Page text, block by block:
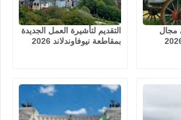
مجال
التقديم لتأشيرة العمل الجديدة
بمقاطعة نيوفاوندلاند 2026